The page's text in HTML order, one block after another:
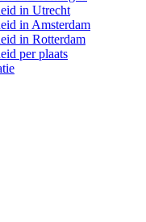
in Utrecht
in Amsterdam
in Rotterdam
per plaats